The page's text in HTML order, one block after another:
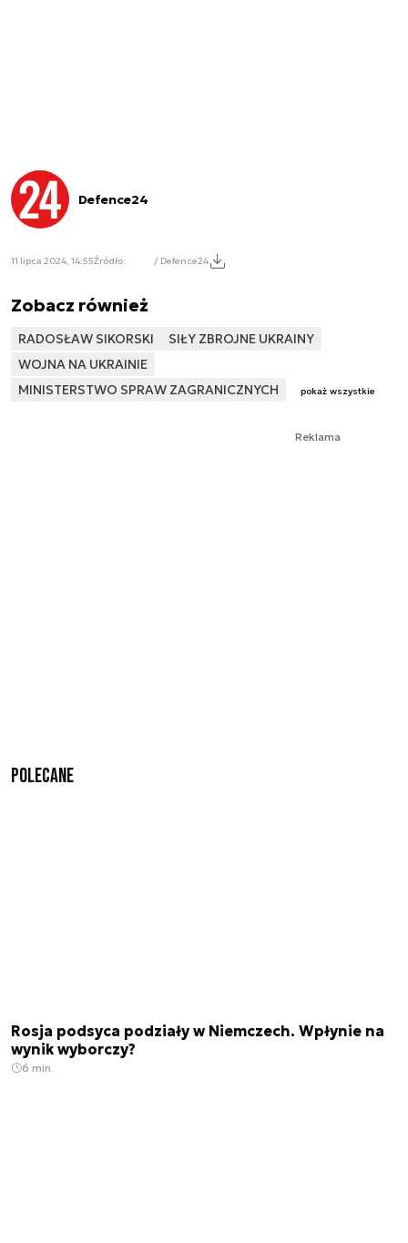
Defence24
11 lipca 2024, 14:55Źródło: / Defence24
Zobacz również
RADOSŁAW SIKORSKI
SIŁY ZBROJNE UKRAINY
WOJNA NA UKRAINIE
MINISTERSTWO SPRAW ZAGRANICZNYCH
pokaż wszystkie
Reklama
Polecane
Rosja podsyca podziały w Niemczech. Wpłynie na
wynik wyborczy?
6 min.